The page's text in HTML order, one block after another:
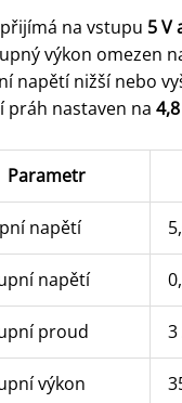
na vstupu 5 V
výkon omezen
napětí nižší nebo
práh nastaven na
Parametr
napětí
napětí
proud 3
výkon